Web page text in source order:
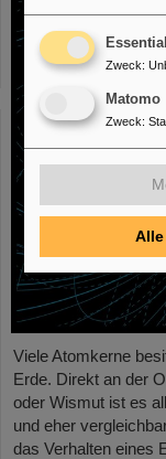
Viele Atomkerne
Erde. Direkt an der
oder Wismut ist es
und eher
das Verhalten eines
Zweck:
Matomo
Zweck: